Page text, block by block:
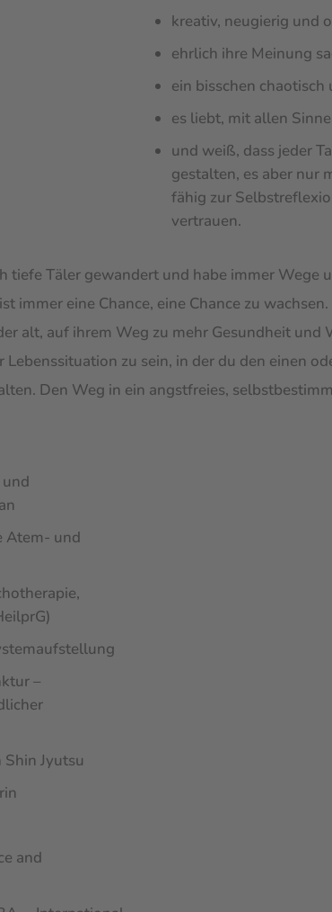
kreativ, neugierig und
ehrlich ihre Meinung
ein bisschen
es liebt, mit allen
und weiß, dass jeder
gestalten, es aber nur
fähig zur
vertrauen.
Täler gewandert und habe immer Wege
immer eine Chance, eine Chance zu wachsen.
alt, auf ihrem Weg zu mehr Gesundheit
zu sein, in der du den einen
Den Weg in ein angstfreies,
Atem- und
–
Jyutsu
and